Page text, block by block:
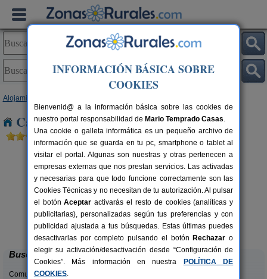
Alojamientos
Casas Rurales cerca de La Rambla
10-12 pers.
desde27 €
Casa Rural La Cruz de San Pedro
Añora (Córdoba)
Buscar
Comunidades:
INFORMACIÓN BÁSICA SOBRE
COOKIES
Bienvenid@ a la información básica sobre las cookies de
nuestro portal responsabilidad de Mario Temprado Casas.
Una cookie o galleta informática es un pequeño archivo de
información que se guarda en tu pc, smartphone o tablet al
visitar el portal. Algunas son nuestras y otras pertenecen a
empresas externas que nos prestan servicios. Las activadas
y necesarias para que todo funcione correctamente son las
Cookies Técnicas y no necesitan de tu autorización. Al pulsar
el botónAceptar activarás el resto de cookies (analíticas y
publicitarias), personalizadas según tus preferencias y con
publicidad ajustada a tus búsquedas. Estas últimas puedes
desactivarlas por completo pulsando el botón Rechazar o
elegir su activación/desactivación desde “Configuración de
Cookies”. Más información en nuestra
POLÍTICA DE
COOKIES.